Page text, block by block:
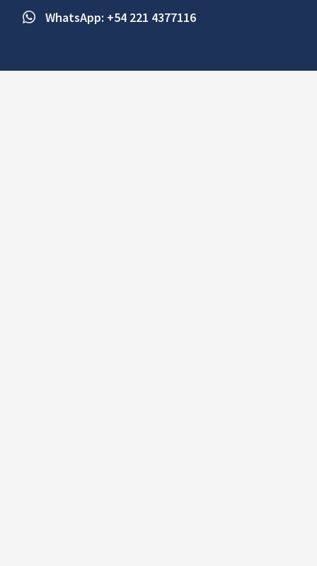
WhatsApp: +54 221 4377116